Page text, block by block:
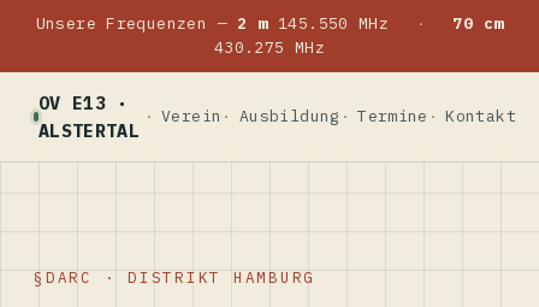
Unsere Frequenzen — 2 m145.550 MHz ·
70 cm
430.275 MHz
OV E13 ·
ALSTERTAL
Verein Ausbildung Termine Kontakt
DARC · DISTRIKT HAMBURG